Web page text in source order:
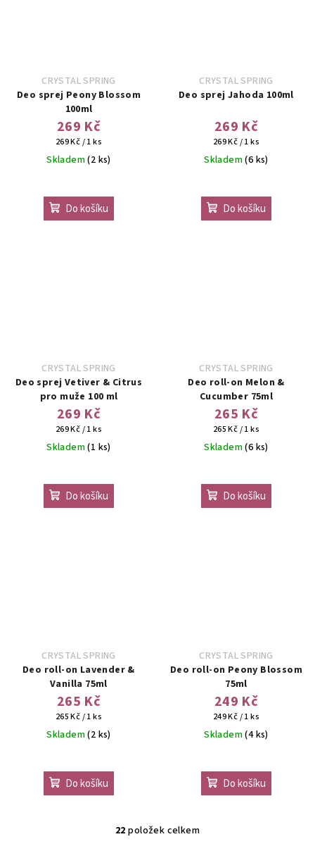
CRYSTAL SPRING
Deo sprej Peony Blossom
100ml
269 Kč
Měrná
cena:
269 Kč / 1 ks
Skladem(2 ks)
Do košíku
CRYSTAL SPRING
Deo sprej Jahoda 100ml
269 Kč
Měrná
cena:
269 Kč / 1 ks
Skladem(6 ks)
Do košíku
CRYSTAL SPRING
Deo sprej Vetiver & Citrus
pro muže 100 ml
269 Kč
Měrná
cena:
269 Kč / 1 ks
Skladem(1 ks)
Do košíku
CRYSTAL SPRING
Deo roll-on Melon &
Cucumber 75ml
265 Kč
Měrná
cena:
265 Kč / 1 ks
Skladem(6 ks)
Do košíku
CRYSTAL SPRING
Deo roll-on Lavender &
Vanilla 75ml
265 Kč
Měrná
cena:
265 Kč / 1 ks
Skladem(2 ks)
Do košíku
CRYSTAL SPRING
Deo roll-on Peony Blossom
75ml
249 Kč
Měrná
cena:
249 Kč / 1 ks
Skladem(4 ks)
Do košíku
O
22 položek celkem